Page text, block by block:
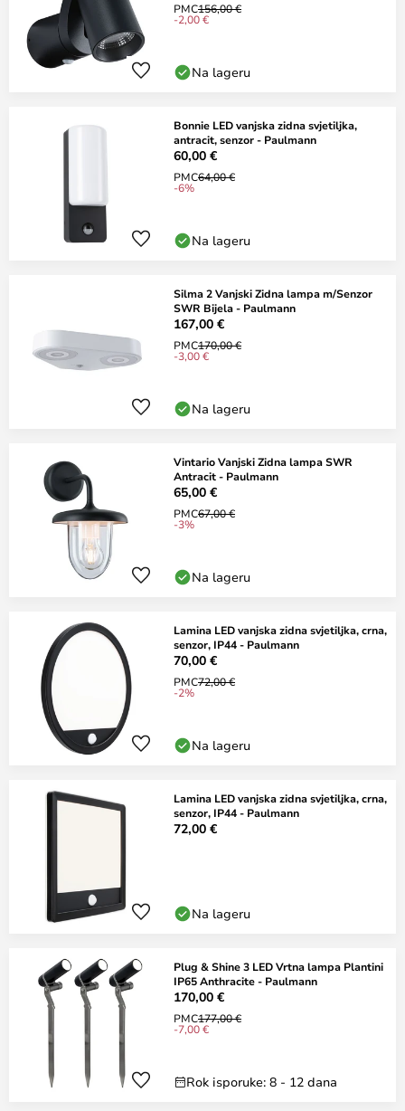
PMC156,00 €
-2,00 €
Na lageru
Bonnie LED vanjska zidna svjetiljka,
antracit, senzor - Paulmann
60,00 €
PMC64,00 €
-6%
Na lageru
Silma 2 Vanjski Zidna lampa m/Senzor
SWR Bijela - Paulmann
167,00 €
PMC170,00 €
-3,00 €
Na lageru
Vintario Vanjski Zidna lampa SWR
Antracit - Paulmann
65,00 €
PMC67,00 €
-3%
Na lageru
Lamina LED vanjska zidna svjetiljka, crna,
senzor, IP44 - Paulmann
70,00 €
PMC72,00 €
-2%
Na lageru
Lamina LED vanjska zidna svjetiljka, crna,
senzor, IP44 - Paulmann
72,00 €
Na lageru
Plug & Shine 3 LED Vrtna lampa Plantini
IP65 Anthracite - Paulmann
170,00 €
PMC177,00 €
-7,00 €
Rok isporuke: 8 - 12 dana